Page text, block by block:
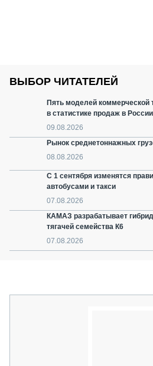
ВЫБОР ЧИТАТЕЛЕЙ
Пять моделей коммерческой
в статистике продаж в России
09.08.2026
Рынок среднетоннажных
08.08.2026
С 1 сентября изменятся
автобусами и такси
07.08.2026
КАМАЗ разрабатывает
тягачей семейства К6
07.08.2026